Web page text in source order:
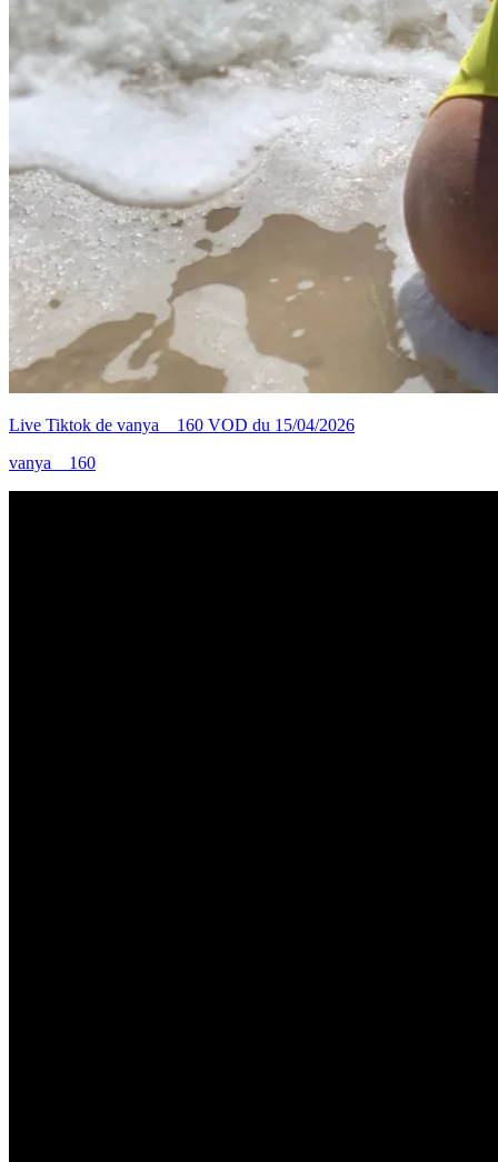
Live Tiktok de vanya__160 VOD du 15/04/2026
vanya__160